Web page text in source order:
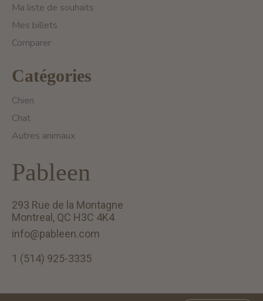
Ma liste de souhaits
Mes billets
Comparer
Catégories
Chien
Chat
Autres animaux
Pableen
293 Rue de la Montagne
Montreal, QC H3C 4K4
info@pableen.com
1 (514) 925-3335